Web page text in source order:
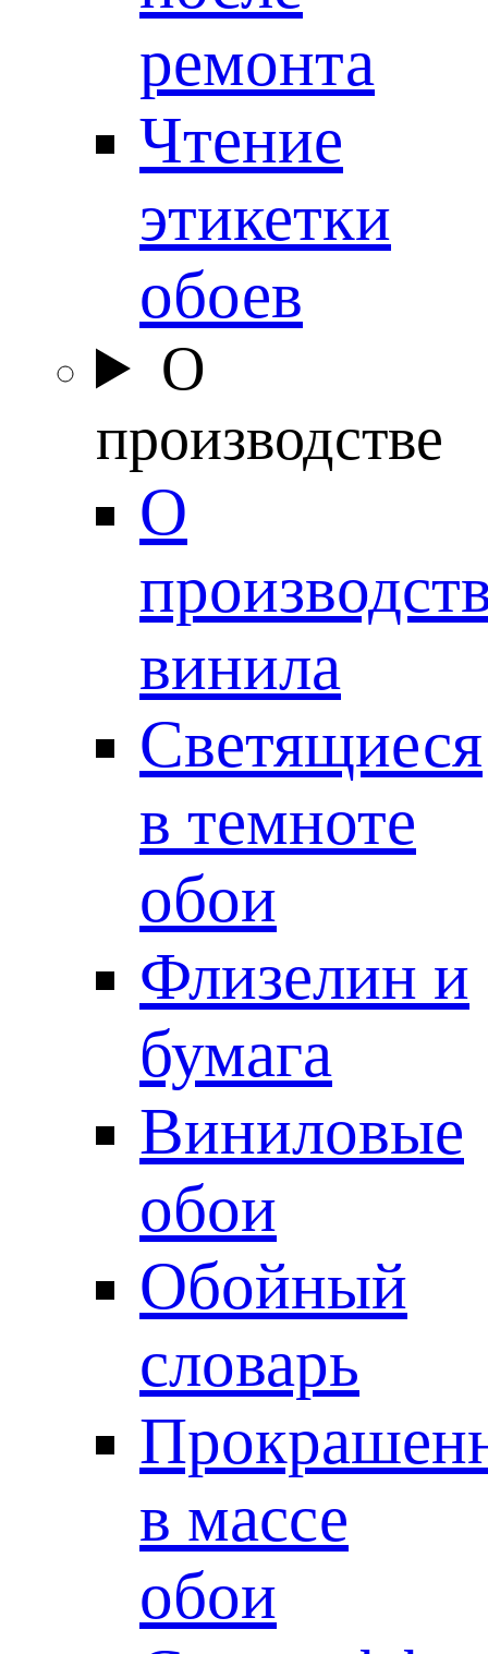
ремонта
Чтение
этикетки
обоев
О
производстве
О
винила
Светящиеся
в темноте
обои
Флизелин и
бумага
Виниловые
обои
Обойный
словарь
в массе
обои